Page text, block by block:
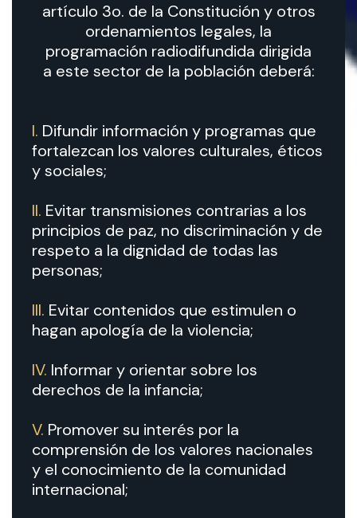
artículo 3o. de la Constitución y otros
ordenamientos legales, la
programación radiodifundida dirigida
a este sector de la población deberá:
I. Difundir información y programas que
fortalezcan los valores culturales, éticos
y sociales;
II. Evitar transmisiones contrarias a los
principios de paz, no discriminación y de
respeto a la dignidad de todas las
personas;
III. Evitar contenidos que estimulen o
hagan apología de la violencia;
IV. Informar y orientar sobre los
derechos de la infancia;
V. Promover su interés por la
comprensión de los valores nacionales
y el conocimiento de la comunidad
internacional;